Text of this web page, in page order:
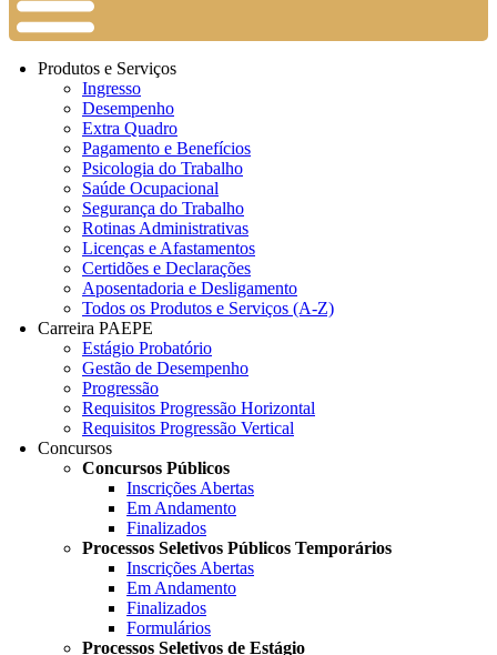
Produtos e Serviços
Ingresso
Desempenho
Extra Quadro
Pagamento e Benefícios
Psicologia do Trabalho
Saúde Ocupacional
Segurança do Trabalho
Rotinas Administrativas
Licenças e Afastamentos
Certidões e Declarações
Aposentadoria e Desligamento
Todos os Produtos e Serviços (A-Z)
Carreira PAEPE
Estágio Probatório
Gestão de Desempenho
Progressão
Requisitos Progressão Horizontal
Requisitos Progressão Vertical
Concursos
Concursos Públicos
Inscrições Abertas
Em Andamento
Finalizados
Processos Seletivos Públicos Temporários
Inscrições Abertas
Em Andamento
Finalizados
Formulários
Processos Seletivos de Estágio